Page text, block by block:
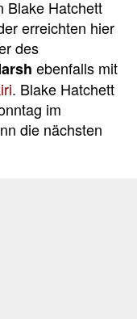
Blake Hatchett
erreichten hier
des
ebenfalls mit
. Blake Hatchett
im
die nächsten